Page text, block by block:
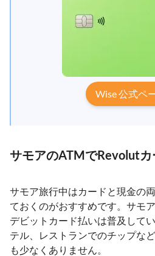
Wise 公式ペ
サモアのATMでRevolutカ
サモア旅行中はカードと現金の
ておくのがおすすめです。サモ
デビットカード払いは普及して
テル、レストランでのチップな
も少なくありません。